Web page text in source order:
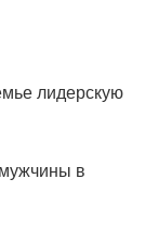
лидерскую
в